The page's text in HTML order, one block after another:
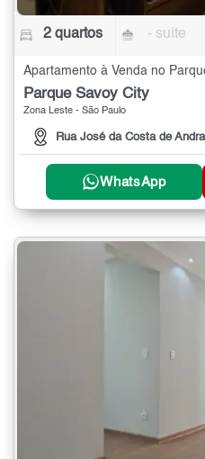
2 quartos - suíte
Parque Savoy City
Zona Leste - São Paulo
Rua José da Costa de
WhatsApp